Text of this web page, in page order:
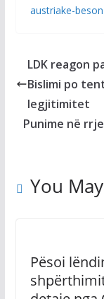
austriake-
LDK reagon
Bislimi po
legjitimitet
Punime në
You
Pësoi